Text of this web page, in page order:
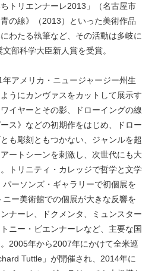
トリエンナーレ2013」（名古屋市
の線》（2013）といった美術作品
わたる執筆など、その活動は多岐に
部科学大臣新人賞を受賞。
年アメリカ・ニュージャージー州生
うにカンヴァスをカットして展示す
イヤーとその影、ドローイングの線
ス》などの初期作をはじめ、ドロー
も彫刻ともつかない、ジャンルを超
ートシーンを刺激し、次世代にも大
トリニティ・カレッジで哲学と文学
ーソンズ・ギャラリーで初個展を
ー美術館での個展が大きな反響を
ナーレ、ドクメンタ、ミュンスター
ニー・ビエンナーレなど、主要な国
2005年から2007年にかけて全米巡
Tuttle」が開催され、2014年に